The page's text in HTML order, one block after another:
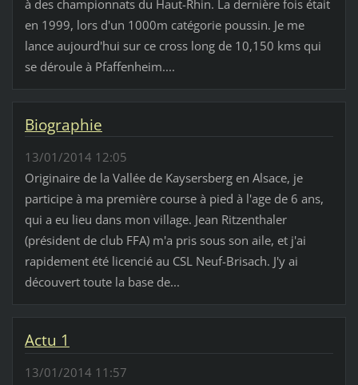
à des championnats du Haut-Rhin. La dernière fois était
en 1999, lors d'un 1000m catégorie poussin. Je me
lance aujourd'hui sur ce cross long de 10,150 kms qui
se déroule à Pfaffenheim....
Biographie
13/01/2014 12:05
Originaire de la Vallée de Kaysersberg en Alsace, je
participe à ma première course à pied à l'age de 6 ans,
qui a eu lieu dans mon village. Jean Ritzenthaler
(président de club FFA) m'a pris sous son aile, et j'ai
rapidement été licencié au CSL Neuf-Brisach. J'y ai
découvert toute la base de...
Actu 1
13/01/2014 11:57